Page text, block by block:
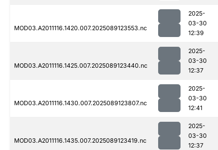
MOD03.A2011116.1420.007.2025089123553.nc
2025-
03-30
12:39
MOD03.A2011116.1425.007.2025089123440.nc
2025-
03-30
12:37
MOD03.A2011116.1430.007.2025089123807.nc
2025-
03-30
12:41
MOD03.A2011116.1435.007.2025089123419.nc
2025-
03-30
12:37